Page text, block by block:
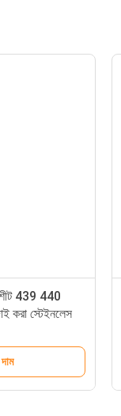
439 440
করা স্টেইনলেস